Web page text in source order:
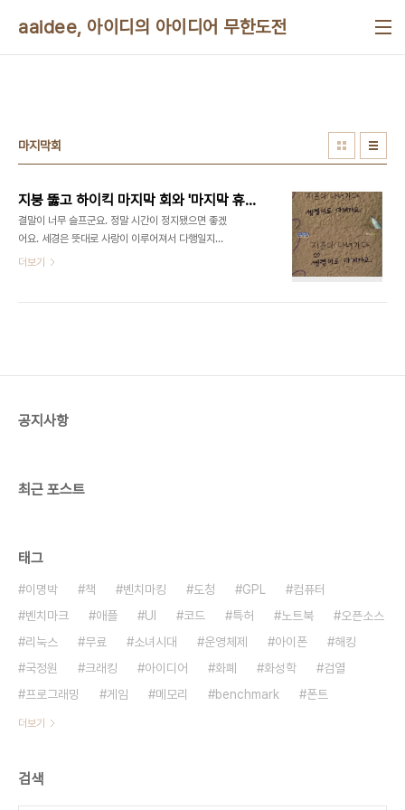
aaidee, 아이디의 아이디어 무한도전
마지막회
지붕 뚫고 하이킥 마지막 회와 '마지막 휴양지'
결말이 너무 슬프군요. 정말 시간이 정지됐으면 좋겠
어요. 세경은 뜻대로 사랑이 이루어져서 다행일지도
모르겠네요... 저도 좋아하는 사람 생각하면서 이런
앞에 있었고 옆에는 차가 주차돼 있었다. 의미심장한
더보기
공지사항
최근 포스트
태그
이명박 책 벤치마킹 도청 GPL
컴퓨터
벤치마크
애플 UI 코드 특허 노트북
오픈소스
리눅스
무료 소녀시대 운영체제 아이폰
해킹
국정원
크래킹 아이디어 화폐 화성학
검열
프로그래밍
게임 메모리 benchmark 폰트
더보기
검색